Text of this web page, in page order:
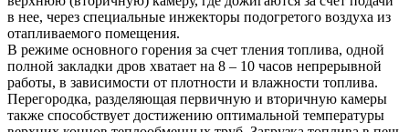
в нее, через специальные инжекторы подогретого воздуха из
отапливаемого помещения.
В режиме основного горения за счет тления топлива, одной
полной закладки дров хватает на 8 – 10 часов непрерывной
работы, в зависимости от плотности и влажности топлива.
Перегородка, разделяющая первичную и вторичную камеры
также способствует достижению оптимальной температуры